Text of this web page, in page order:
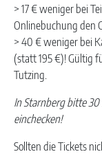
> 17 € weniger bei
Onlinebuchung den
> 40 € weniger bei
(statt 195 €)! Gültig
Tutzing.
In Starnberg bitte
einchecken!
Sollten die Tickets